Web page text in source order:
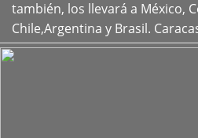
también, los llevará a México,
Chile,Argentina y Brasil.